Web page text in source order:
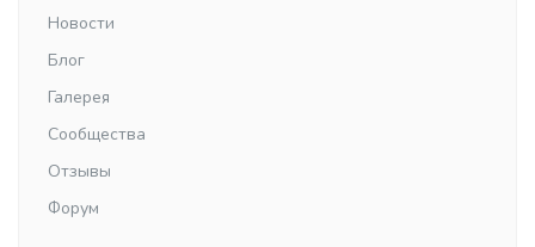
Новости
Блог
Галерея
Сообщества
Отзывы
Форум